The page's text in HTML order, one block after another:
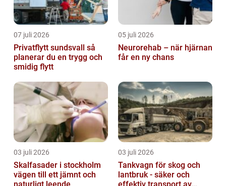
07 juli 2026
Privatflytt sundsvall så
planerar du en trygg och
smidig flytt
05 juli 2026
Neurorehab – när hjärnan
får en ny chans
03 juli 2026
Skalfasader i stockholm
vägen till ett jämnt och
03 juli 2026
Tankvagn för skog och
lantbruk - säker och